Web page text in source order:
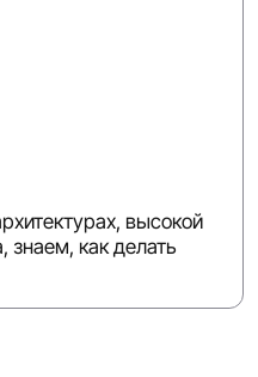
высокой
знаем, как делать